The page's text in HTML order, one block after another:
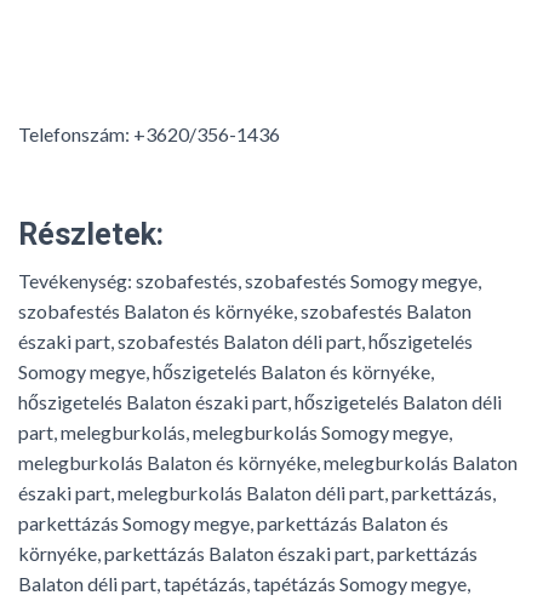
Telefonszám: +3620/356-1436
Részletek:
Tevékenység: szobafestés, szobafestés Somogy megye,
szobafestés Balaton és környéke, szobafestés Balaton
északi part, szobafestés Balaton déli part, hőszigetelés
Somogy megye, hőszigetelés Balaton és környéke,
hőszigetelés Balaton északi part, hőszigetelés Balaton déli
part, melegburkolás, melegburkolás Somogy megye,
melegburkolás Balaton és környéke, melegburkolás Balaton
északi part, melegburkolás Balaton déli part, parkettázás,
parkettázás Somogy megye, parkettázás Balaton és
környéke, parkettázás Balaton északi part, parkettázás
Balaton déli part, tapétázás, tapétázás Somogy megye,